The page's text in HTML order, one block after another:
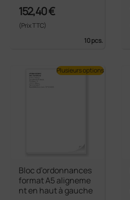
152,40 €
(Prix TTC)
10 pcs.
Bloc d’ordonnances
format A5 aligneme
nt en haut à gauche
Plusieurs options